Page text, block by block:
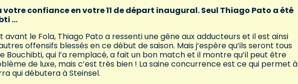
confiance en votre 11 de départ inaugural. Seul Thiago Pato a été
…
le Fola, Thiago Pato a ressenti une gêne aux adducteurs et il est ainsi
offensifs blessés en ce début de saison. Mais j’espère qu’ils seront tous
Bouchibti, qui l’a remplacé, a fait un bon match et il montre qu’il peut être
de luxe, mais c’est très bien ! La saine concurrence est ce qui permet à
qui débutera à Steinsel.